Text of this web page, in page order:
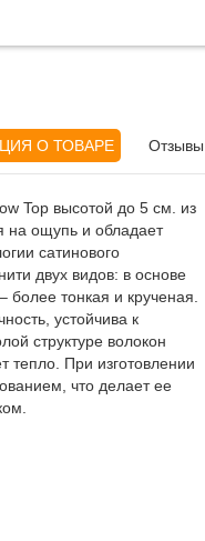
О ТОВАРЕ Отзывы
Top высотой до 5 см. из
на ощупь и обладает
сатинового
двух видов: в основе
более тонкая и крученая.
устойчива к
структуре волокон
тепло. При изготовлении
что делает ее